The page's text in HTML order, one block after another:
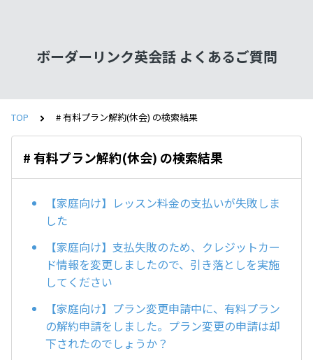
ボーダーリンク英会話 よくあるご質問
TOP # 有料プラン解約(休会) の検索結果
# 有料プラン解約(休会) の検索結果
【家庭向け】レッスン料金の支払いが失敗しま
した
【家庭向け】支払失敗のため、クレジットカー
ド情報を変更しましたので、引き落としを実施
してください
【家庭向け】プラン変更申請中に、有料プラン
の解約申請をしました。プラン変更の申請は却
下されたのでしょうか？